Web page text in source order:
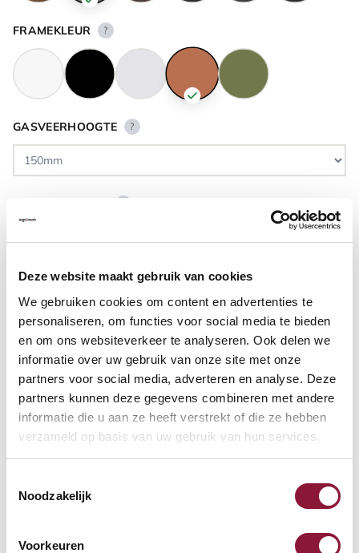
Deze website maakt gebruik van cookies
We gebruiken cookies om content en advertenties te
personaliseren, om functies voor social media te bieden
en om ons websiteverkeer te analyseren. Ook delen we
informatie over uw gebruik van onze site met onze
partners voor social media, adverteren en analyse. Deze
partners kunnen deze gegevens combineren met andere
informatie die u aan ze heeft verstrekt of die ze hebben
verzameld op basis van uw gebruik van hun services.
Noodzakelijk
Voorkeuren
FRAMEKLEUR ?
GASVEERHOOGTE ?
VOETENRING ?
VOETENSTER IN GEPOLIJST ALUMINIUM ?
Beschikbaar
Levertijd: 3-6 weken